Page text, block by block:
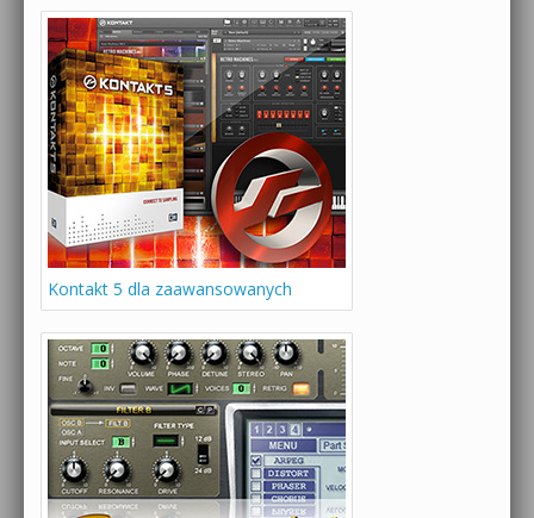
Kontakt 5 dla zaawansowanych